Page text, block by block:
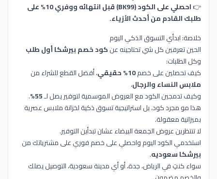
👉
احصلي على الكود (BK99) قبل انتهائه ووفري 10% على
طلبك القادم من أحدث الأزياء.
خلاصة: ابدأي التسوق الذكي اليوم
الحين تعرفين كل شي تحتاجينه عنكود خصم بيرشكا أول طلب
وكل الطلبات:
كيف تحصلين على خصم10% حقيقي
، أفضل القطع للشراء من
ملابس النساء والرجال،
وكيف تدمجين الكود مع العروض الموسمية لتوفير يصل لـ55%
.
هذا مو مجرد كود، بل استراتيجية تسوق ذكية لخزانة ملابس عصرية
بميزانية معقولة.
لا تنتظرين عروض الجمعة البيضاء عشان تبدأين التوفير.
استخدمي الكود اليوم واحصلي على خصم فوري على مشترياتك من
بيرشكا سعوديه.
سواء كنتِ في الرياض، جدة، أو أي مدينة سعودية، التوصيل يصلك